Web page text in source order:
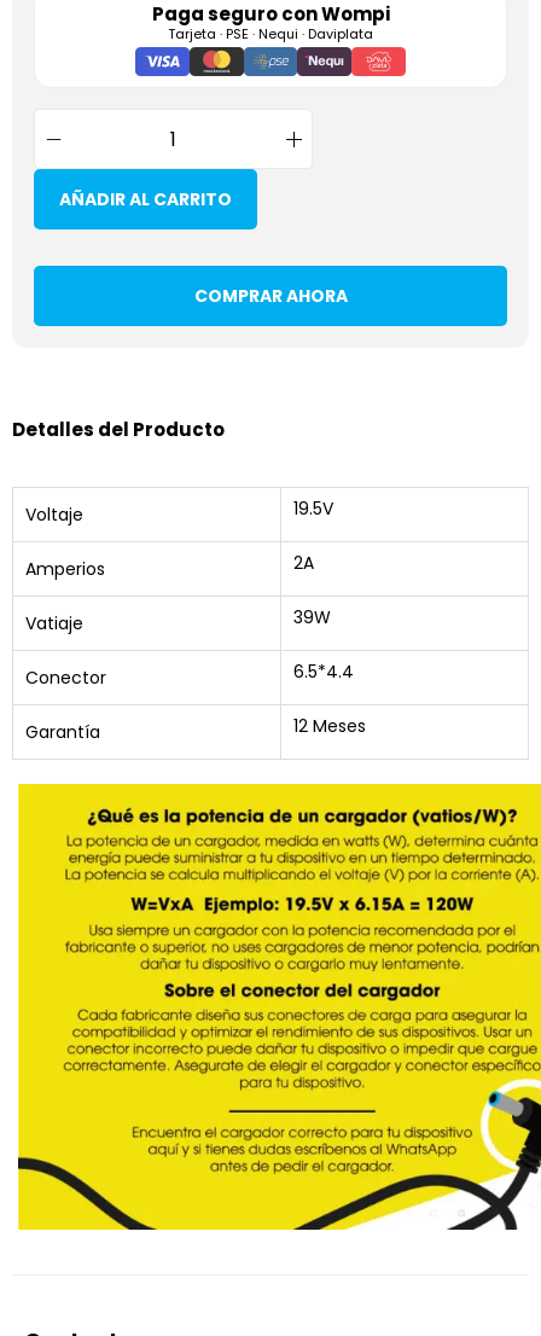
Paga seguro conWompi
Tarjeta · PSE · Nequi · Daviplata
AÑADIR AL CARRITO
COMPRAR AHORA
Detalles del Producto
Voltaje 19.5V
Amperios 2A
Vatiaje 39W
Conector 6.5*4.4
Garantía 12 Meses